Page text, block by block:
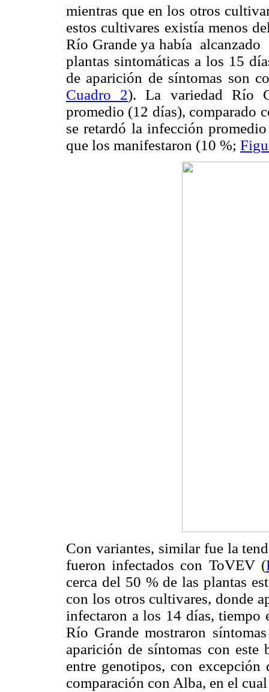
mientras que en los otros
estos cultivares existía menos
Río Grande ya había
plantas sintomáticas a los 15
de aparición de síntomas son
Cuadro 2). La variedad Río
promedio (12 días), comparado
se retardó la infección
que los manifestaron (10 %;
Con variantes, similar fue la
fueron infectados con ToVEV (
cerca del 50 % de las plantas
con los otros cultivares, donde
infectaron a los 14 días, tiempo
Río Grande mostraron
aparición de síntomas con
entre genotipos, con
comparación con Alba, en el